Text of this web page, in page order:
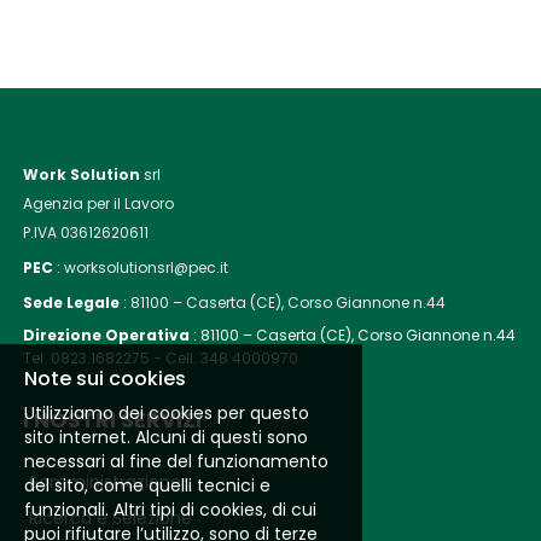
Work Solutionsrl
Agenzia per il Lavoro
P.IVA 03612620611
PEC : worksolutionsrl@pec.it
Sede Legale :81100 – Caserta (CE), Corso Giannone n.44
Direzione Operativa :81100 – Caserta (CE), Corso Giannone n.44
Tel. 0823.1682275 - Cell. 348.4000970
I NOSTRI SERVIZI
Somministrazione
Ricerca e Selezione
Note sui cookies
Utilizziamo dei cookies per questo
sito internet. Alcuni di questi sono
necessari al fine del funzionamento
del sito, come quelli tecnici e
funzionali. Altri tipi di cookies, di cui
puoi rifiutare l’utilizzo, sono di terze